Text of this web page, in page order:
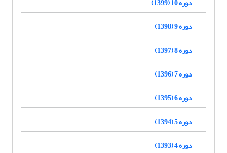
دوره 9 (1398)
دوره 8 (1397)
دوره 7 (1396)
دوره 6 (1395)
دوره 5 (1394)
دوره 4 (1393)